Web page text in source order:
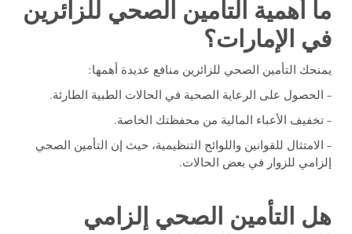
ما أهمية التأمين الصحي للزائرين
في الإمارات؟
يمنحك التأمين الصحي للزائرين منافع عديدة أهمها:
– الحصول على الرعاية الصحية في الحالات الطبية الطارئة.
– تخفيف الأعباء المالية من محفظتك الخاصة.
– الامتثال للقوانين واللوائح التنظيمية، حيث إن التأمين الصحي
إلزامي للزوار في بعض الحالات.
هل التأمين الصحي إلزامي